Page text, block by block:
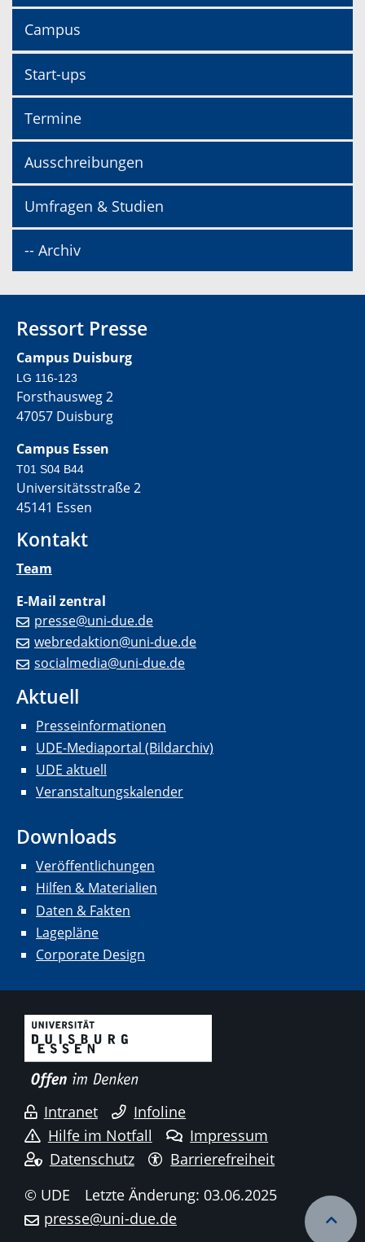
Campus
Start-ups
Termine
Ausschreibungen
Umfragen & Studien
-- Archiv
Ressort Presse
Campus Duisburg
LG 116-123
Forsthausweg 2
47057 Duisburg
Campus Essen
T01 S04 B44
Universitätsstraße 2
45141 Essen
Kontakt
Team
E-Mail zentral
presse@uni-due.de
webredaktion@uni-due.de
socialmedia@uni-due.de
Aktuell
Presseinformationen
UDE-Mediaportal (Bildarchiv)
UDE aktuell
Veranstaltungskalender
Downloads
Veröffentlichungen
Hilfen & Materialien
Daten & Fakten
Lagepläne
Corporate Design
Intranet
Infoline
Hilfe im Notfall
Impressum
Datenschutz
Barrierefreiheit
© UDE
Letzte Änderung: 03.06.2025
presse@uni-due.de